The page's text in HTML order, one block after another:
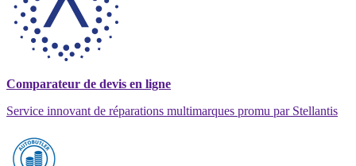
Comparateur de devis en ligne
Service innovant de réparations multimarques promu par Stellantis